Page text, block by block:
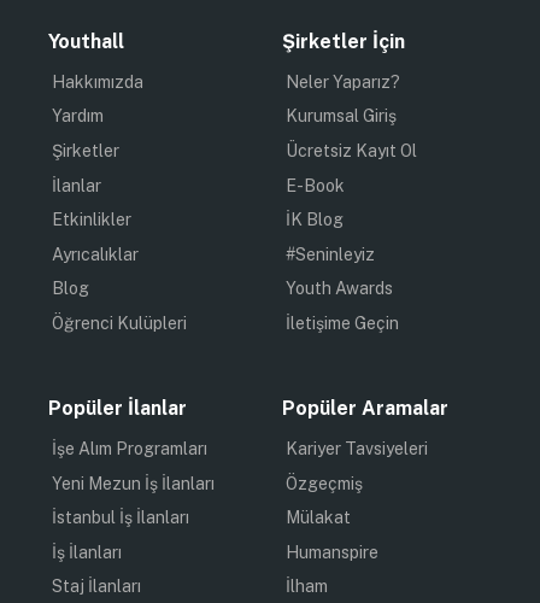
Youthall
Hakkımızda
Yardım
Şirketler
İlanlar
Etkinlikler
Ayrıcalıklar
Blog
Öğrenci Kulüpleri
Şirketler İçin
Neler Yaparız?
Kurumsal Giriş
Ücretsiz Kayıt Ol
E-Book
İK Blog
#Seninleyiz
Youth Awards
İletişime Geçin
Popüler İlanlar
İşe Alım Programları
Yeni Mezun İş İlanları
İstanbul İş İlanları
İş İlanları
Staj İlanları
Popüler Aramalar
Kariyer Tavsiyeleri
Özgeçmiş
Mülakat
Humanspire
İlham